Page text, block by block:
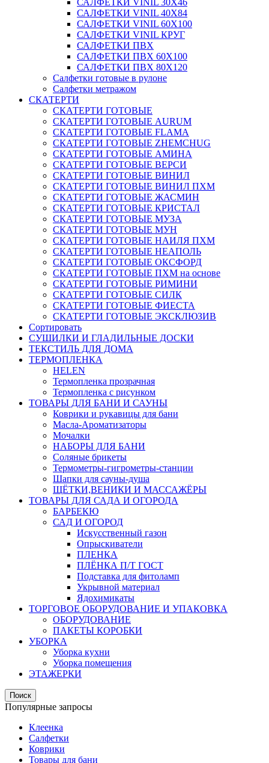
САЛФЕТКИ VINIL 30Х46
САЛФЕТКИ VINIL 40Х84
САЛФЕТКИ VINIL 60Х100
САЛФЕТКИ VINIL КРУГ
САЛФЕТКИ ПВХ
САЛФЕТКИ ПВХ 60Х100
САЛФЕТКИ ПВХ 80Х120
Салфетки готовые в рулоне
Салфетки метражом
СКАТЕРТИ
СКАТЕРТИ ГОТОВЫЕ
СКАТЕРТИ ГОТОВЫЕ AURUM
СКАТЕРТИ ГОТОВЫЕ FLAMA
СКАТЕРТИ ГОТОВЫЕ ZHEMCHUG
СКАТЕРТИ ГОТОВЫЕ АМИНА
СКАТЕРТИ ГОТОВЫЕ ВЕРСИ
СКАТЕРТИ ГОТОВЫЕ ВИНИЛ
СКАТЕРТИ ГОТОВЫЕ ВИНИЛ ПХМ
СКАТЕРТИ ГОТОВЫЕ ЖАСМИН
СКАТЕРТИ ГОТОВЫЕ КРИСТАЛ
СКАТЕРТИ ГОТОВЫЕ МУЗА
СКАТЕРТИ ГОТОВЫЕ МУН
СКАТЕРТИ ГОТОВЫЕ НАИЛЯ ПХМ
СКАТЕРТИ ГОТОВЫЕ НЕАПОЛЬ
СКАТЕРТИ ГОТОВЫЕ ОКСФОРД
СКАТЕРТИ ГОТОВЫЕ ПХМ на основе
СКАТЕРТИ ГОТОВЫЕ РИМИНИ
СКАТЕРТИ ГОТОВЫЕ СИЛК
СКАТЕРТИ ГОТОВЫЕ ФИЕСТА
СКАТЕРТИ ГОТОВЫЕ ЭКСКЛЮЗИВ
Сортировать
СУШИЛКИ И ГЛАДИЛЬНЫЕ ДОСКИ
ТЕКСТИЛЬ ДЛЯ ДОМА
ТЕРМОПЛЕНКА
HELEN
Термопленка прозрачная
Термопленка с рисунком
ТОВАРЫ ДЛЯ БАНИ И САУНЫ
Коврики и рукавицы для бани
Масла-Aроматизаторы
Мочалки
НАБОРЫ ДЛЯ БАНИ
Соляные брикеты
Термометры-гигрометры-станции
Шапки для сауны-душа
ЩЁТКИ,ВЕНИКИ И МАССАЖЁРЫ
ТОВАРЫ ДЛЯ САДА И ОГОРОДА
БАРБЕКЮ
САД И ОГОРОД
Искусственный газон
Опрыскиватели
ПЛЕНКА
ПЛЁНКА П/Т ГОСТ
Подставка для фитоламп
Укрывной материал
Ядохимикаты
ТОРГОВОЕ ОБОРУДОВАНИЕ И УПАКОВКА
ОБОРУДОВАНИЕ
ПАКЕТЫ КОРОБКИ
УБОРКА
Уборка кухни
Уборка помещения
ЭТАЖЕРКИ
Поиск
Популярные запросы
Клеенка
Салфетки
Коврики
Товары для бани